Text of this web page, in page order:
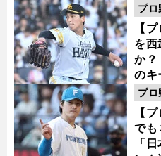
活"
【
を西
か
のキ
プロ
【
でも
「
プロ